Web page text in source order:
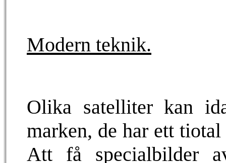
Modern teknik.
Olika satelliter kan
marken, de har ett
Att få specialbilder